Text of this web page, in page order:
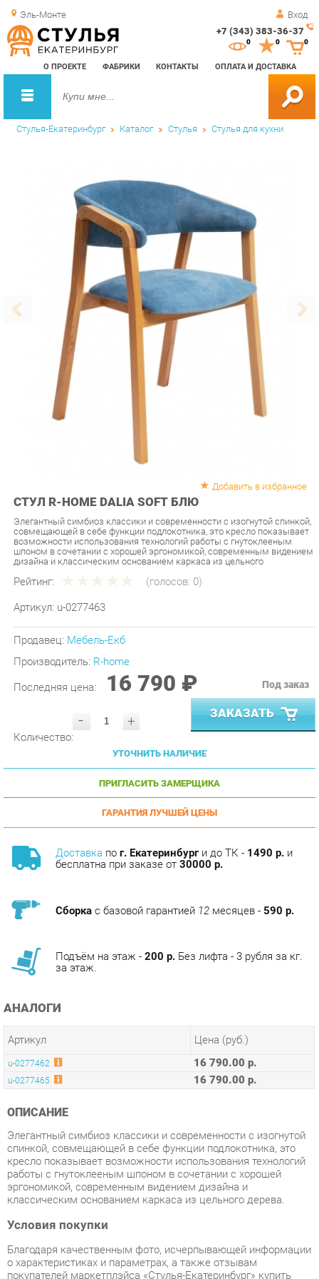
Эль-Монте Вход
+7 (343) 383-36-37
О ПРОЕКТЕ ФАБРИКИ КОНТАКТЫ ОПЛАТА И ДОСТАВКА
0 0
Стулья-Екатеринбург Каталог Стулья Стулья для кухни
Элегантный симбиоз классики и современности с изогнутой спинкой,
возможности использования технологий работы с гнутоклееным
шпоном в сочетании с хорошей эргономикой, современным видением
дизайна и классическим основанием каркаса из цельного
Рейтинг: (голосов:0)
Артикул: u-0277463
Продавец: Мебель-Екб
Производитель:R-home
Последняя цена: 16 790 ₽
- +
ЗАКАЗАТЬ
УТОЧНИТЬ НАЛИЧИЕ
ПРИГЛАСИТЬ ЗАМЕРЩИКА
ГАРАНТИЯ ЛУЧШЕЙ ЦЕНЫ
по г. Екатеринбурги до ТК -
бесплатна при заказе от30000 р.
с базовой гарантией месяцев -
Подъём на этаж -200 р.Без лифта - 3 рубля за кг.
АНАЛОГИ
u-0277465 16 790.00 р.
ОПИСАНИЕ
Элегантный симбиоз классики и современности с изогнутой
кресло показывает возможности использования технологий
эргономикой, современным видением дизайна и
классическим основанием каркаса из цельного дерева.
Условия покупки
Благодаря качественным фото, исчерпывающей информации
покупателей маркетплэйса «Стулья-Екатеринбург» купить
кухни производства R-home с доставкой из Екатеринбурга по
цене со скидкой и гарантией от производителя не составит
труда.